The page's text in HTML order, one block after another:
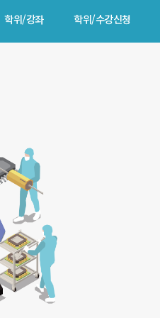
학위/강좌 학위/수강신청